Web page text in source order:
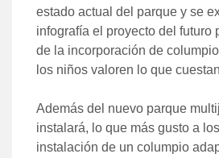
estado actual del parque y se
infografía el proyecto del futuro
de la incorporación de
los niños valoren lo que
Además del nuevo parque
instalará, lo que más gusto a
instalación de un columpio